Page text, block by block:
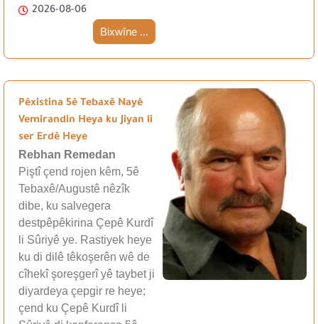
2026-08-06
Bixwîne ...
Pêxistina 5ê Tebaxê Nayê
Vemirandin Heya ku Jiyan li
ser Erdê Heye
Rebhan Remedan
Piştî çend rojen kêm, 5ê
Tebaxê/Augustê nêzîk
dibe, ku salvegera
destpêpêkirina Çepê Kurdî
li Sûriyê ye. Rastiyek heye
ku di dilê têkoşerên wê de
cîhekî şoreşgerî yê taybet ji
diyardeya çepgir re heye;
çend ku Çepê Kurdî li